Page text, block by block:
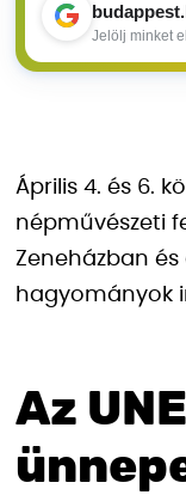
Jelölj minket
Április 4. és 6.
népművészeti
Zeneházban
hagyományok
Az